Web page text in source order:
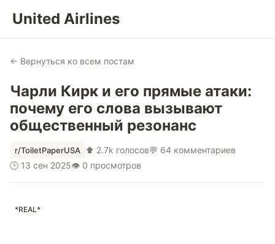
United Airlines
← Вернуться ко всем постам
Чарли Кирк и его прямые атаки:
почему его слова вызывают
общественный резонанс
r/ToiletPaperUSA ⬆ 2.7k голосов💬 64 комментариев
🕒 13 сен 2025👁 0 просмотров
*REAL*